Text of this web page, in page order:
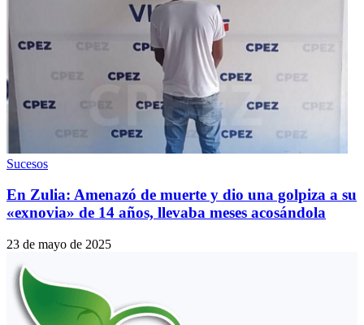
Sucesos
En Zulia: Amenazó de muerte y dio una golpiza a su
«exnovia» de 14 años, llevaba meses acosándola
23 de mayo de 2025